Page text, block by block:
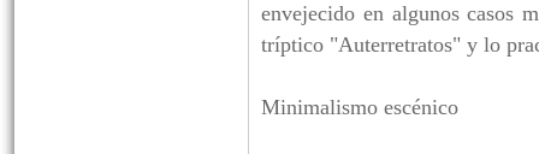
envejecido en algunos casos
tríptico "Auterretratos" y lo
Minimalismo escénico